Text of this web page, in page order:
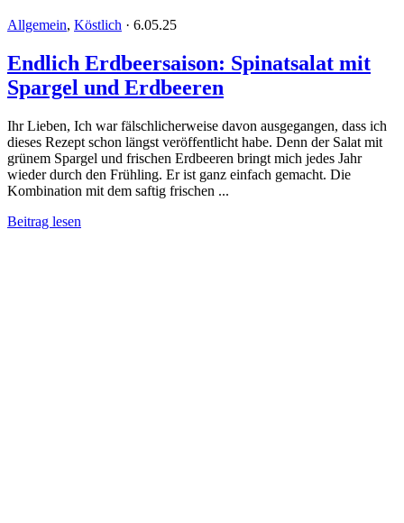
Allgemein, Köstlich · 6.05.25
Endlich Erdbeersaison: Spinatsalat mit
Spargel und Erdbeeren
Ihr Lieben, Ich war fälschlicherweise davon ausgegangen, dass ich
dieses Rezept schon längst veröffentlicht habe. Denn der Salat mit
grünem Spargel und frischen Erdbeeren bringt mich jedes Jahr
wieder durch den Frühling. Er ist ganz einfach gemacht. Die
Kombination mit dem saftig frischen ...
Beitrag lesen